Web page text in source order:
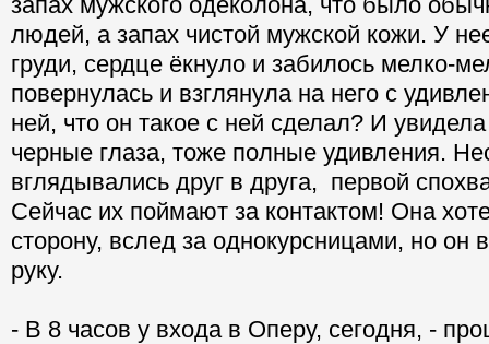
людей, а запах чистой мужской кожи. У
груди, сердце ёкнуло и забилось мелко-
повернулась и взглянула на него с
ней, что он такое с ней сделал? И
черные глаза, тоже полные удивления.
вглядывались друг в друга, первой
Сейчас их поймают за контактом! Она
сторону, вслед за однокурсницами, но он
руку.
- В 8 часов у входа в Оперу, сегодня, -